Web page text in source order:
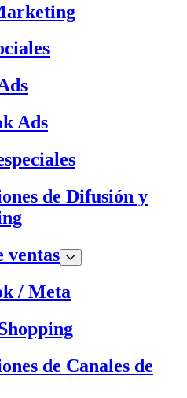
Ads
de Difusión y
ventas
/ Meta
de Canales de